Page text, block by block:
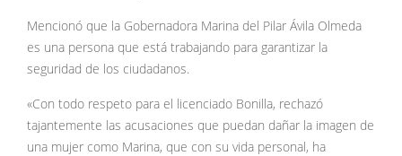
Mencionó que la Gobernadora Marina del Pilar Ávila Olmeda
es una persona que está trabajando para garantizar la
seguridad de los ciudadanos.
«Con todo respeto para el licenciado Bonilla, rechazó
tajantemente las acusaciones que puedan dañar la imagen de
una mujer como Marina, que con su vida personal, ha